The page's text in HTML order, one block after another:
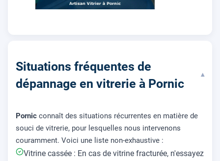
Situations fréquentes de
dépannage en vitrerie à Pornic
▾
Pornic connaît des situations récurrentes en matière de
souci de vitrerie, pour lesquelles nous intervenons
couramment. Voici une liste non-exhaustive :
Vitrine cassée : En cas de vitrine fracturée, n'essayez